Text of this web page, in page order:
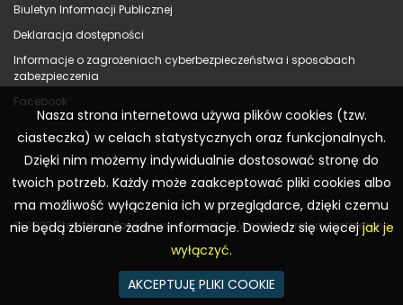
Biuletyn Informacji Publicznej
Deklaracja dostępności
Informacje o zagrożeniach cyberbezpieczeństwa i sposobach
zabezpieczenia
Facebook
© 2023 Starostwo Powiatowe w Koninie – Wszelkie prawa zastrzeżone
Realizacja:WR Consulting
Nasza strona internetowa używa plików cookies (tzw.
ciasteczka) w celach statystycznych oraz funkcjonalnych.
Dzięki nim możemy indywidualnie dostosować stronę do
twoich potrzeb. Każdy może zaakceptować pliki cookies albo
ma możliwość wyłączenia ich w przeglądarce, dzięki czemu
nie będą zbierane żadne informacje. Dowiedz się więcejjak je
wyłączyć.
AKCEPTUJĘ PLIKI COOKIE